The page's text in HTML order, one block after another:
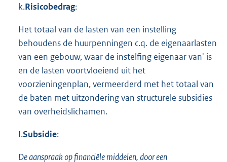
k.Risicobedrag:
Het totaal van de lasten van een instelling
behoudens de huurpenningen c.q. de eigenaarlasten
van een gebouw, waar de instelfing eigenaar van' is
en de lasten voortvloeiend uit het
voorzieningenplan, vermeerderd met het totaal van
de baten met uitzondering van structurele subsidies
van overheidslichamen.
I.Subsidie:
De aanspraak op financiële middelen, door een